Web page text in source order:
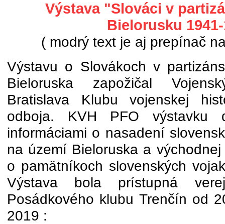
Výstava "Slováci v
Bielorusku
( modrý text je aj prepínač
Výstavu o Slovákoch v
Bieloruska zapožičal
Bratislava Klubu vojenskej
odboja. KVH PFO
informáciami o nasadení
na území Bieloruska a
o pamätníkoch slovenských
Výstava bola prístupná
Posádkového klubu Trenčín od
2019 :